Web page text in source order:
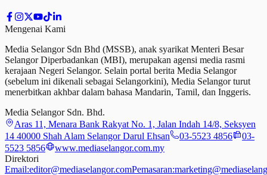
Mengenai Kami
Media Selangor Sdn Bhd (MSSB), anak syarikat Menteri Besar
Selangor Diperbadankan (MBI), merupakan agensi media rasmi
kerajaan Negeri Selangor. Selain portal berita Media Selangor
(sebelum ini dikenali sebagai Selangorkini), Media Selangor turut
menerbitkan akhbar dalam bahasa Mandarin, Tamil, dan Inggeris.
Media Selangor Sdn. Bhd.
Aras 11, Menara Bank Rakyat No. 1, Jalan Indah 14/8, Seksyen
14 40000 Shah Alam Selangor Darul Ehsan
03-5523 4856
03-
5523 5856
www.mediaselangor.com.my
Direktori
Email:editor@mediaselangor.comPemasaran: